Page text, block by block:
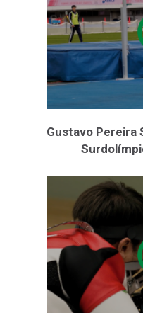
Gustavo Pereira